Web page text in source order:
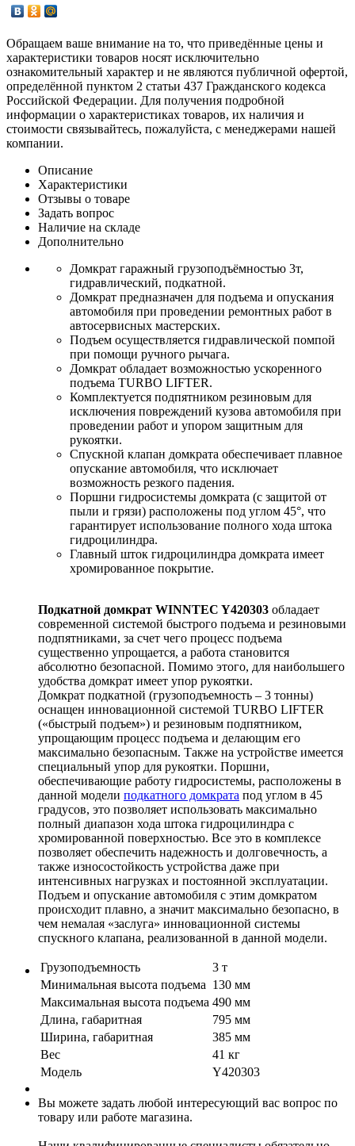
Обращаем ваше внимание на то, что приведённые цены и
характеристики товаров носят исключительно
ознакомительный характер и не являются публичной офертой,
определённой пунктом 2 статьи 437 Гражданского кодекса
Российской Федерации. Для получения подробной
информации о характеристиках товаров, их наличия и
стоимости связывайтесь, пожалуйста, с менеджерами нашей
компании.
Описание
Характеристики
Отзывы о товаре
Задать вопрос
Наличие на складе
Дополнительно
Домкрат гаражный грузоподъёмностью 3т,
гидравлический, подкатной.
Домкрат предназначен для подъема и опускания
автомобиля при проведении ремонтных работ в
автосервисных мастерских.
Подъем осуществляется гидравлической помпой
при помощи ручного рычага.
Домкрат обладает возможностью ускоренного
подъема TURBO LIFTER.
Комплектуется подпятником резиновым для
исключения повреждений кузова автомобиля при
проведении работ и упором защитным для
рукоятки.
Спускной клапан домкрата обеспечивает плавное
опускание автомобиля, что исключает
возможность резкого падения.
Поршни гидросистемы домкрата (с защитой от
пыли и грязи) расположены под углом 45°, что
гарантирует использование полного хода штока
гидроцилиндра.
Главный шток гидроцилиндра домкрата имеет
хромированное покрытие.
Подкатной домкрат WINNTEC Y420303 обладает
современной системой быстрого подъема и резиновыми
подпятниками, за счет чего процесс подъема
существенно упрощается, а работа становится
абсолютно безопасной. Помимо этого, для наибольшего
удобства домкрат имеет упор рукоятки.
Домкрат подкатной (грузоподъемность – 3 тонны)
оснащен инновационной системой TURBO LIFTER
(«быстрый подъем») и резиновым подпятником,
упрощающим процесс подъема и делающим его
максимально безопасным. Также на устройстве имеется
специальный упор для рукоятки. Поршни,
обеспечивающие работу гидросистемы, расположены в
данной модели подкатного домкрата под углом в 45
градусов, это позволяет использовать максимально
полный диапазон хода штока гидроцилиндра с
хромированной поверхностью. Все это в комплексе
позволяет обеспечить надежность и долговечность, а
также износостойкость устройства даже при
интенсивных нагрузках и постоянной эксплуатации.
Подъем и опускание автомобиля с этим домкратом
происходит плавно, а значит максимально безопасно, в
чем немалая «заслуга» инновационной системы
спускного клапана, реализованной в данной модели.
Грузоподъемность
3 т
Минимальная высота подъема 130 мм
Максимальная высота подъема 490 мм
Длина, габаритная
795 мм
Ширина, габаритная
385 мм
Вес
41 кг
Модель
Y420303
Вы можете задать любой интересующий вас вопрос по
товару или работе магазина.